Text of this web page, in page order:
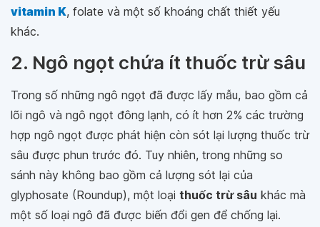
vitamin K, folate và một số khoáng chất thiết yếu
khác.
2. Ngô ngọt chứa ít thuốc trừ sâu
Trong số những ngô ngọt đã được lấy mẫu, bao gồm cả
lõi ngô và ngô ngọt đông lạnh, có ít hơn 2% các trường
hợp ngô ngọt được phát hiện còn sót lại lượng thuốc trừ
sâu được phun trước đó. Tuy nhiên, trong những so
sánh này không bao gồm cả lượng sót lại của
glyphosate (Roundup), một loại thuốc trừ sâu khác mà
một số loại ngô đã được biến đổi gen để chống lại.